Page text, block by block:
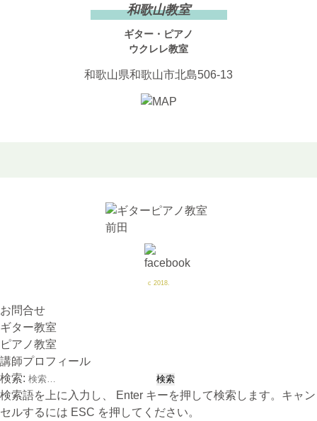
和歌山教室
ギター・ピアノ
ウクレレ教室
和歌山県和歌山市北島506-13
c 2018.
お問合せ
ギター教室
ピアノ教室
講師プロフィール
検索:
検索語を上に入力し、 Enter キーを押して検索します。キャン
セルするには ESC を押してください。